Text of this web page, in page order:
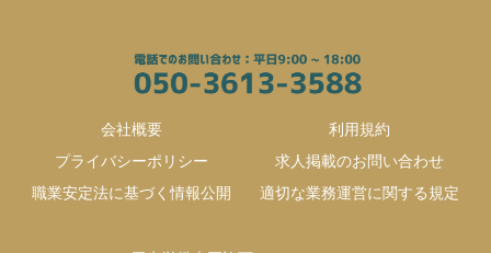
会社概要
利用規約
プライバシーポリシー
求人掲載のお問い合わせ
職業安定法に基づく情報公開
適切な業務運営に関する規定